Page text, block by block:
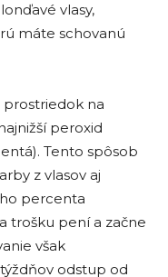
vlasy,
máte schovanú
prostriedok na
peroxid
Tento spôsob
z vlasov aj
percenta
trošku pení a začne
však
odstup od